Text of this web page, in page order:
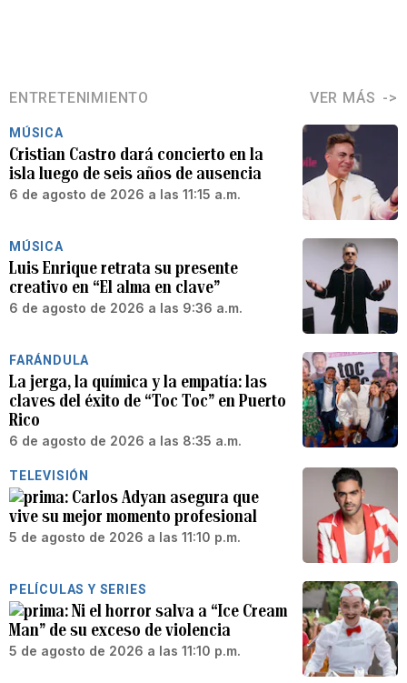
ENTRETENIMIENTO VER MÁS
MÚSICA
Cristian Castro dará concierto en la
isla luego de seis años de ausencia
6 de agosto de 2026 a las 11:15 a.m.
MÚSICA
Luis Enrique retrata su presente
creativo en “El alma en clave”
6 de agosto de 2026 a las 9:36 a.m.
FARÁNDULA
La jerga, la química y la empatía: las
claves del éxito de “Toc Toc” en Puerto
Rico
6 de agosto de 2026 a las 8:35 a.m.
TELEVISIÓN
Carlos Adyan asegura que
vive su mejor momento profesional
5 de agosto de 2026 a las 11:10 p.m.
PELÍCULAS Y SERIES
Ni el horror salva a “Ice Cream
Man” de su exceso de violencia
5 de agosto de 2026 a las 11:10 p.m.